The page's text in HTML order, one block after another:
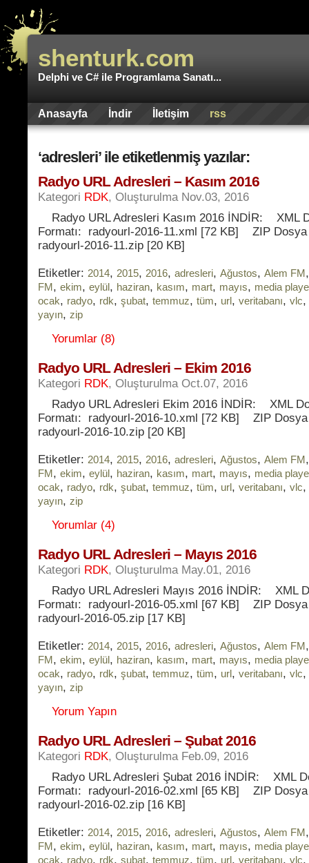
shenturk.com
Delphi ve C# ile Programlama Sanatı...
Anasayfa İndir İletişim rss
‘adresleri’ ile etiketlenmiş yazılar:
Radyo URL Adresleri – Kasım 2016
Kategori RDK, Oluşturulma Nov.03, 2016
Radyo URL Adresleri Kasım 2016 İNDİR: XML
Formatı: radyourl-2016-11.xml [72 KB] ZIP
radyourl-2016-11.zip [20 KB]
Etiketler: 2014, 2015, 2016, adresleri, Ağustos, Alem FM
FM, ekim, eylül, haziran, kasım, mart, mayıs, media
ocak, radyo, rdk, şubat, temmuz, tüm, url, veritabanı, vlc,
yayın, zip
Yorumlar (8)
Radyo URL Adresleri – Ekim 2016
Kategori RDK, Oluşturulma Oct.07, 2016
Radyo URL Adresleri Ekim 2016 İNDİR: XML
Formatı: radyourl-2016-10.xml [72 KB] ZIP
radyourl-2016-10.zip [20 KB]
Etiketler: 2014, 2015, 2016, adresleri, Ağustos, Alem FM
FM, ekim, eylül, haziran, kasım, mart, mayıs, media
ocak, radyo, rdk, şubat, temmuz, tüm, url, veritabanı, vlc,
yayın, zip
Yorumlar (4)
Radyo URL Adresleri – Mayıs 2016
Kategori RDK, Oluşturulma May.01, 2016
Radyo URL Adresleri Mayıs 2016 İNDİR: XML
Formatı: radyourl-2016-05.xml [67 KB] ZIP
radyourl-2016-05.zip [17 KB]
Etiketler: 2014, 2015, 2016, adresleri, Ağustos, Alem FM
FM, ekim, eylül, haziran, kasım, mart, mayıs, media
ocak, radyo, rdk, şubat, temmuz, tüm, url, veritabanı, vlc,
yayın, zip
Yorum Yapın
Radyo URL Adresleri – Şubat 2016
Kategori RDK, Oluşturulma Feb.09, 2016
Radyo URL Adresleri Şubat 2016 İNDİR: XML
Formatı: radyourl-2016-02.xml [65 KB] ZIP
radyourl-2016-02.zip [16 KB]
Etiketler: 2014, 2015, 2016, adresleri, Ağustos, Alem FM
FM, ekim, eylül, haziran, kasım, mart, mayıs, media
ocak, radyo, rdk, şubat, temmuz, tüm, url, veritabanı, vlc,